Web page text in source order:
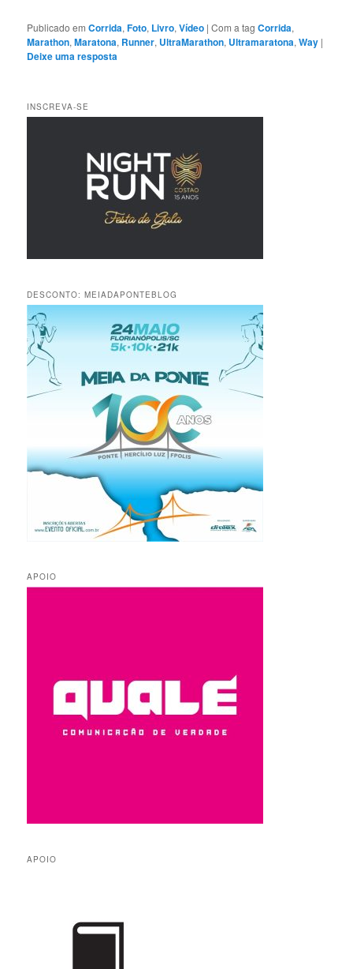
Publicado em Corrida,Foto, Livro,Vídeo |Com a tagCorrida,
Marathon,Maratona, Runner, UltraMarathon, Ultramaratona,Way |
Deixe uma resposta
INSCREVA-SE
DESCONTO: MEIADAPONTEBLOG
APOIO
APOIO